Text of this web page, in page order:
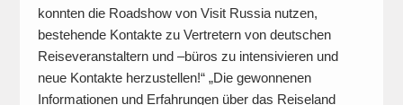
konnten die Roadshow von Visit Russia nutzen,
bestehende Kontakte zu Vertretern von deutschen
Reiseveranstaltern und –büros zu intensivieren und
neue Kontakte herzustellen!“ „Die gewonnenen
Informationen und Erfahrungen über das Reiseland